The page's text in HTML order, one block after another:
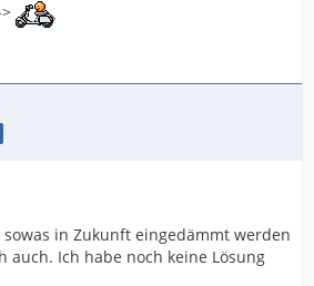
in Zukunft eingedämmt werden
auch. Ich habe noch keine Lösung